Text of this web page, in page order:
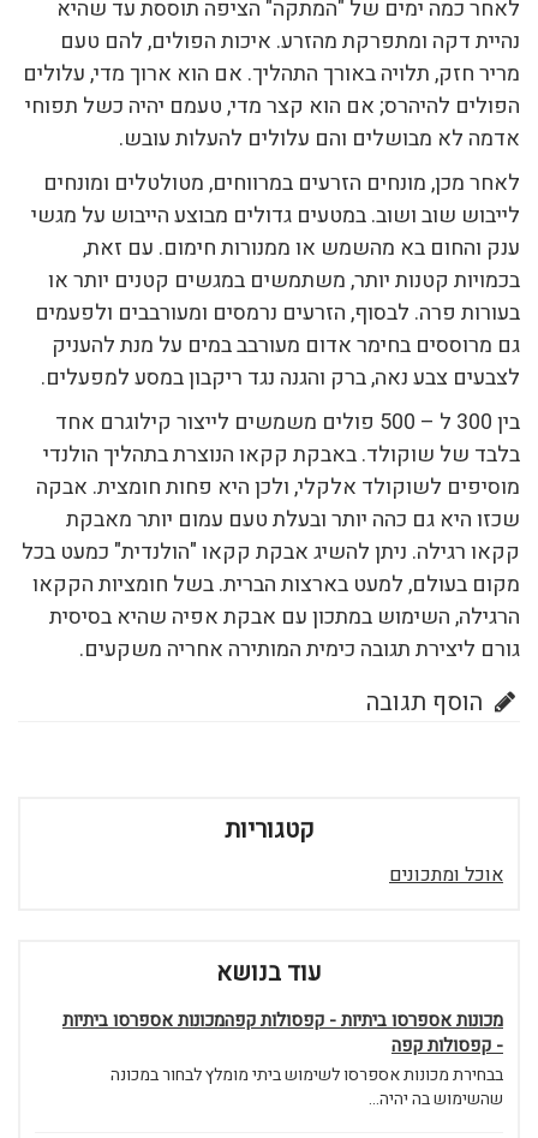
לאחר כמה ימים של "המתקה" הציפה תוססת עד שהיא
נהיית דקה ומתפרקת מהזרע. איכות הפולים, להם טעם
מריר חזק, תלויה באורך התהליך. אם הוא ארוך מדי, עלולים
הפולים להיהרס; אם הוא קצר מדי, טעמם יהיה כשל תפוחי
אדמה לא מבושלים והם עלולים להעלות עובש.
לאחר מכן, מונחים הזרעים במרווחים, מטולטלים ומונחים
לייבוש שוב ושוב. במטעים גדולים מבוצע הייבוש על מגשי
ענק והחום בא מהשמש או ממנורות חימום. עם זאת,
בכמויות קטנות יותר, משתמשים במגשים קטנים יותר או
בעורות פרה. לבסוף, הזרעים נרמסים ומעורבבים ולפעמים
גם מרוססים בחימר אדום מעורבב במים על מנת להעניק
לצבעים צבע נאה, ברק והגנה נגד ריקבון במסע למפעלים.
בין 300 ל – 500 פולים משמשים לייצור קילוגרם אחד
בלבד של שוקולד. באבקת קקאו הנוצרת בתהליך הולנדי
מוסיפים לשוקולד אלקלי, ולכן היא פחות חומצית. אבקה
שכזו היא גם כהה יותר ובעלת טעם עמום יותר מאבקת
קקאו רגילה. ניתן להשיג אבקת קקאו "הולנדית" כמעט בכל
מקום בעולם, למעט בארצות הברית. בשל חומציות הקקאו
הרגילה, השימוש במתכון עם אבקת אפיה שהיא בסיסית
גורם ליצירת תגובה כימית המותירה אחריה משקעים.
הוסף תגובה
קטגוריות
אוכל ומתכונים
עוד בנושא
מכונות אספרסו ביתיות - קפסולות קפהמכונות אספרסו ביתיות
- קפסולות קפה
בבחירת מכונות אספרסו לשימוש ביתי מומלץ לבחור במכונה
שהשימוש בה יהיה...